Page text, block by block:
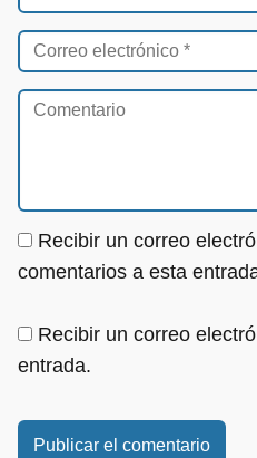
Recibir un correo
comentarios a esta
Recibir un correo
entrada.